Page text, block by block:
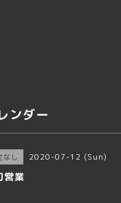
ンダー
なし 2020-07-12 (Sun)
営業